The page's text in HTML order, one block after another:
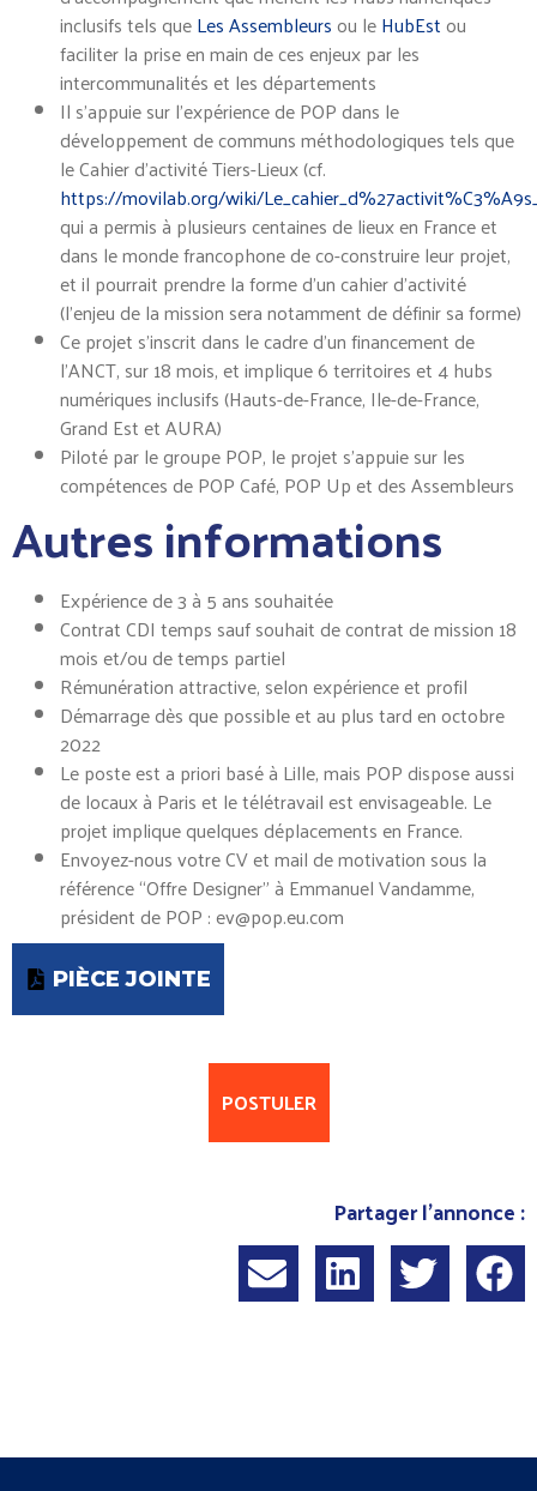
inclusifs tels queLes Assembleursou leHubEstou
faciliter la prise en main de ces enjeux par les
intercommunalités et les départements
Il s’appuie sur l’expérience de POP dans le
développement de communs méthodologiques tels que
le Cahier d’activité Tiers-Lieux (cf.
https://movilab.org/wiki/
qui a permis à plusieurs centaines de lieux en France et
dans le monde francophone de co-construire leur projet,
et il pourrait prendre la forme d’un cahier d’activité
(l’enjeu de la mission sera notamment de définir sa forme)
Ce projet s’inscrit dans le cadre d’un financement de
l’ANCT, sur 18 mois, et implique 6 territoires et 4 hubs
numériques inclusifs (Hauts-de-France, Ile-de-France,
Grand Est et AURA)
Piloté par le groupe POP, le projet s’appuie sur les
compétences de POP Café, POP Up et des Assembleurs
Autres informations
Expérience de 3 à 5 ans souhaitée
Contrat CDI temps sauf souhait de contrat de mission 18
mois et/ou de temps partiel
Rémunération attractive, selon expérience et profil
Démarrage dès que possible et au plus tard en octobre
2022
Le poste est a priori basé à Lille, mais POP dispose aussi
de locaux à Paris et le télétravail est envisageable. Le
projet implique quelques déplacements en France.
Envoyez-nous votre CV et mail de motivation sous la
référence “Offre Designer” à Emmanuel Vandamme,
président de POP : ev@pop.eu.com
PIÈCE JOINTE
POSTULER
Partager l'annonce :